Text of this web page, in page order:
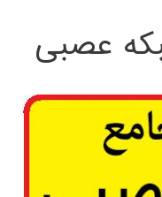
عصبی